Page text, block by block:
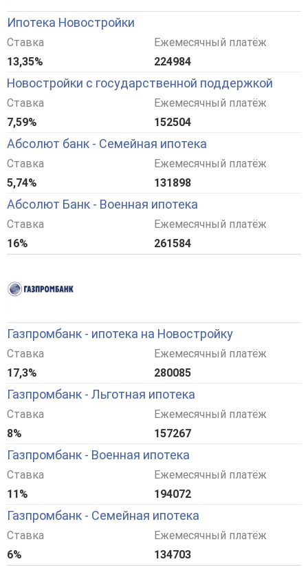
Ипотека Новостройки
Ставка
13,35%
Ежемесячный платёж
224984
Новостройки с государственной поддержкой
Ставка
7,59%
Ежемесячный платёж
152504
Абсолют банк - Семейная ипотека
Ставка
5,74%
Ежемесячный платёж
131898
Абсолют Банк - Военная ипотека
Ставка
16%
Ежемесячный платёж
261584
Газпромбанк - ипотека на Новостройку
Ставка
17,3%
Ежемесячный платёж
280085
Газпромбанк - Льготная ипотека
Ставка
8%
Ежемесячный платёж
157267
Газпромбанк - Военная ипотека
Ставка
11%
Ежемесячный платёж
194072
Газпромбанк - Семейная ипотека
Ставка
6%
Ежемесячный платёж
134703